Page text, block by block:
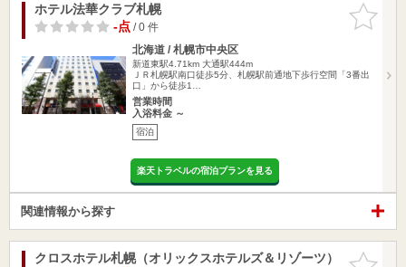
お気に入
りに追加
ホテル法華クラブ札幌
-点/ 0 件
北海道 / 札幌市中央区
新道東駅4.71km 大通駅444m
ＪＲ札幌駅南口徒歩5分、札幌駅前通地下歩行空間「3番出
口」から徒歩1…
営業時間
入浴料金 ～
宿泊
楽天トラベルの宿泊プランを見る
関連情報から探す
お気に入
クロスホテル札幌（オリックスホテルズ＆リゾーツ）